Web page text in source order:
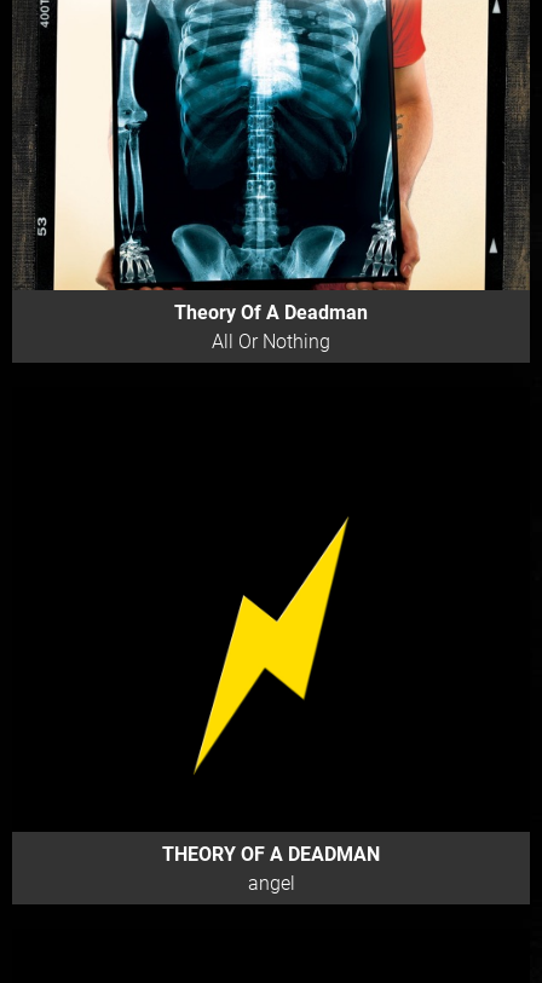
Theory Of A Deadman
All Or Nothing
THEORY OF A DEADMAN
angel